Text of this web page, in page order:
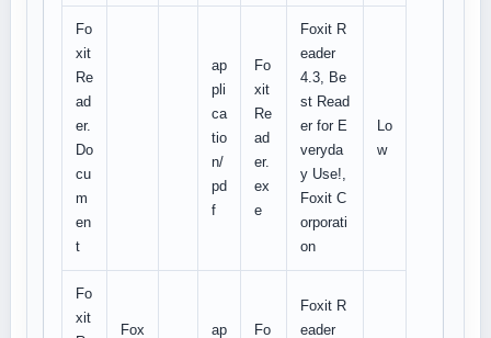
Fo
xit
Re
ad
er.
Do
cu
m
en
t
ap
pli
ca
tio
n/
pd
f
Fo
xit
Re
ad
er.
ex
e
Foxit R
eader
4.3, Be
st Read
er for E
veryda
y Use!,
Foxit C
orporati
on
Lo
w
Fo
xit
Fox
ap
Fo
Foxit R
eader